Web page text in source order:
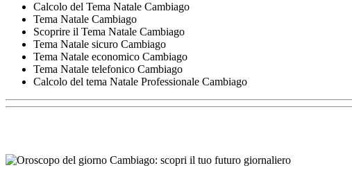
Calcolo del Tema Natale Cambiago
Tema Natale Cambiago
Scoprire il Tema Natale Cambiago
Tema Natale sicuro Cambiago
Tema Natale economico Cambiago
Tema Natale telefonico Cambiago
Calcolo del tema Natale Professionale Cambiago